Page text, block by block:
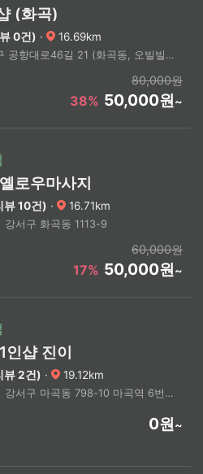
(화곡)
0건) · 16.69km
서울 강서구 공항대로46길 21 (화곡동, 오빌빌딩)
80,000원
38% 50,000원~
옐로우마사지
뷰 10건) · 16.71km
강서구 화곡동 1113-9
60,000원
17% 50,000원~
1인샵 진이
뷰 2건) · 19.12km
서울특별시 강서구 마곡동 798-10 마곡역 6번출구 도보1분
0원~